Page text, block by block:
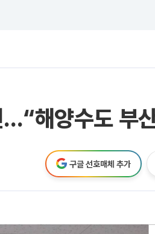
해양수도 부
구글 선호매체 추가